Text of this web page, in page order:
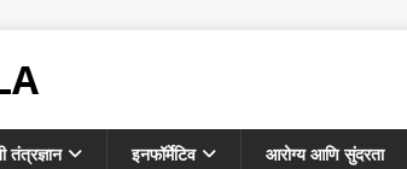
तंत्रज्ञान इनफॉर्मेटिव आरोग्य आणि सुंदरता